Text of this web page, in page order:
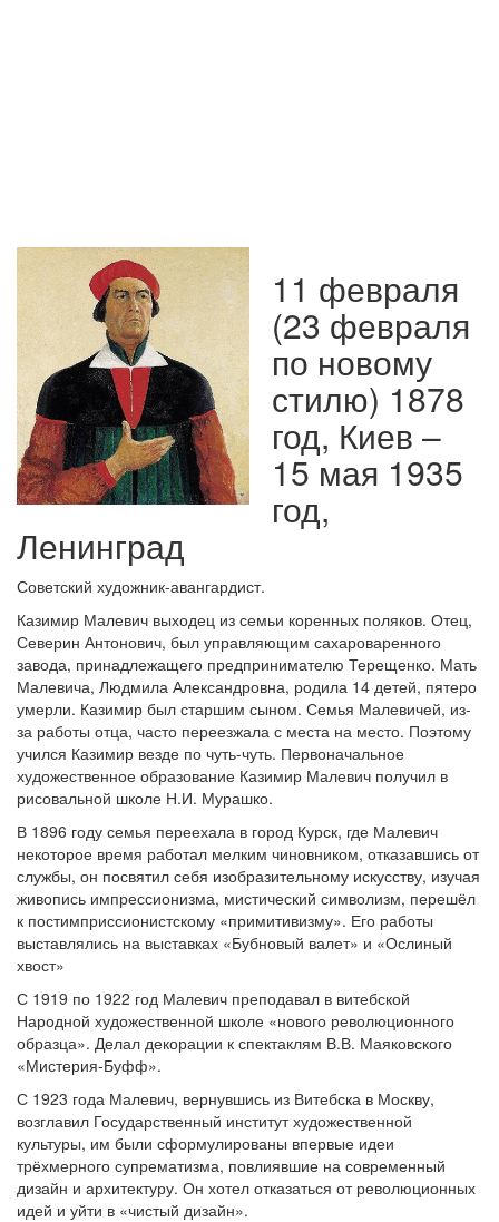
11 февраля
(23 февраля
по новому
стилю) 1878
год, Киев –
15 мая 1935
год,
Ленинград
Советский художник-авангардист.
Казимир Малевич выходец из семьи коренных поляков. Отец,
Северин Антонович, был управляющим сахароваренного
завода, принадлежащего предпринимателю Терещенко. Мать
Малевича, Людмила Александровна, родила 14 детей, пятеро
умерли. Казимир был старшим сыном. Семья Малевичей, из-
за работы отца, часто переезжала с места на место. Поэтому
учился Казимир везде по чуть-чуть. Первоначальное
художественное образование Казимир Малевич получил в
рисовальной школе Н.И. Мурашко.
В 1896 году семья переехала в город Курск, где Малевич
некоторое время работал мелким чиновником, отказавшись от
службы, он посвятил себя изобразительному искусству, изучая
живопись импрессионизма, мистический символизм, перешёл
к постимприссионистскому «примитивизму». Его работы
выставлялись на выставках «Бубновый валет» и «Ослиный
хвост»
С 1919 по 1922 год Малевич преподавал в витебской
Народной художественной школе «нового революционного
образца». Делал декорации к спектаклям В.В. Маяковского
«Мистерия-Буфф».
С 1923 года Малевич, вернувшись из Витебска в Москву,
возглавил Государственный институт художественной
культуры, им были сформулированы впервые идеи
трёхмерного супрематизма, повлиявшие на современный
дизайн и архитектуру. Он хотел отказаться от революционных
идей и уйти в «чистый дизайн».